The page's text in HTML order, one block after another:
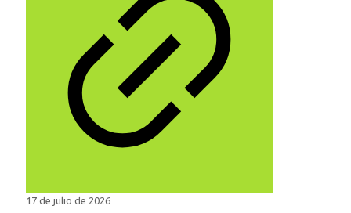
17 de julio de 2026